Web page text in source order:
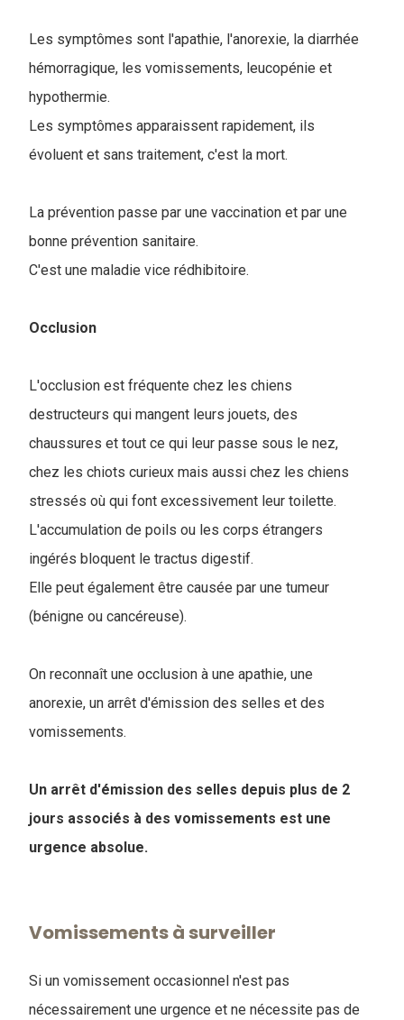
Les symptômes sont l'apathie, l'anorexie, la diarrhée
hémorragique, les vomissements, leucopénie et
hypothermie.
Les symptômes apparaissent rapidement, ils
évoluent et sans traitement, c'est la mort.
La prévention passe par une vaccination et par une
bonne prévention sanitaire.
C'est une maladie vice rédhibitoire.
Occlusion
L'occlusion est fréquente chez les chiens
destructeurs qui mangent leurs jouets, des
chaussures et tout ce qui leur passe sous le nez,
chez les chiots curieux mais aussi chez les chiens
stressés où qui font excessivement leur toilette.
L'accumulation de poils ou les corps étrangers
ingérés bloquent le tractus digestif.
Elle peut également être causée par une tumeur
(bénigne ou cancéreuse).
On reconnaît une occlusion à une apathie, une
anorexie, un arrêt d'émission des selles et des
vomissements.
Un arrêt d'émission des selles depuis plus de 2
jours associés à des vomissements est une
urgence absolue.
Vomissements à surveiller
Si un vomissement occasionnel n'est pas
nécessairement une urgence et ne nécessite pas de